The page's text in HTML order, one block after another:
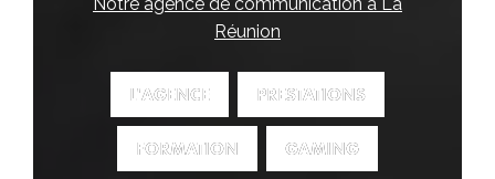
Notre agence de communication à La
Réunion
L'AGENCE
L'AGENCE PRESTATIONS
PRESTATIONS
FORMATION
FORMATION GAMING
GAMING